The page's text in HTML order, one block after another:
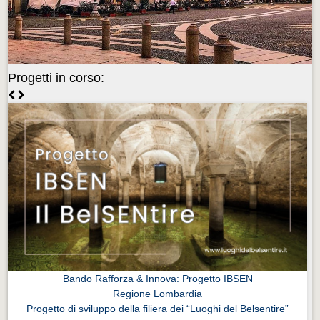
Videonews
Videonews
Eventi
Eventi
CHI SIAMO
CHI SIAMO
CITTÀ
CITTÀ
Guida turistica rapida
Guida turistica rapida
Musica e teatro
Musica e teatro
Distretto industriale
Progetti in corso:
Bando Rafforza & Innova: Progetto IBSEN
Regione Lombardia
Progetto di sviluppo della filiera dei “Luoghi del Belsentire”